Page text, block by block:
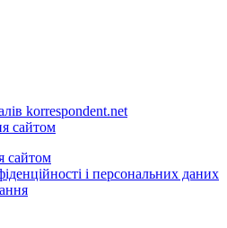
korrespondent.net
сайтом
сайтом
і персональних даних